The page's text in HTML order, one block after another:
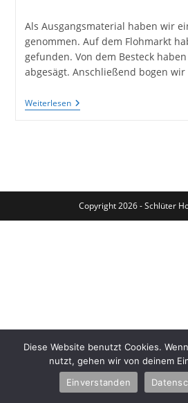
Als Ausgangsmaterial haben wir
genommen. Auf dem Flohmarkt
gefunden. Von dem Besteck
abgesägt. Anschließend bogen
WeiterlesenTreibholzgarderobe
Mit
Copyright 2026 - Schlüter
Diese Website benutzt Cookies.
nutzt, gehen wir von deinem
Einverstanden